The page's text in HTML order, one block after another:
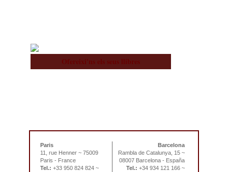
Paris
11, rue Henner ~ 75009
Paris - France
Tel.: +33 950 824 824 ~
Barcelona
Rambla de Catalunya, 15 ~
08007 Barcelona - España
Tel.: +34 934 121 166 ~